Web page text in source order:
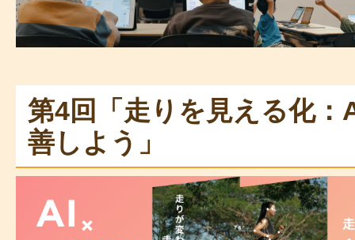
第4回「走りを見える化：
善しよう」